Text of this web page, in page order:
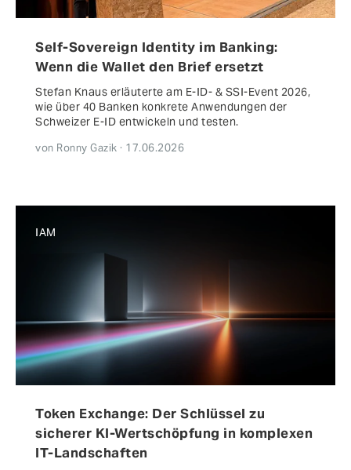
Self-Sovereign Identity im Banking:
Wenn die Wallet den Brief ersetzt
Stefan Knaus erläuterte am E-ID- & SSI-Event 2026,
wie über 40 Banken konkrete Anwendungen der
Schweizer E-ID entwickeln und testen.
von Ronny Gazik · 17.06.2026
IAM
Token Exchange: Der Schlüssel zu
sicherer KI-Wertschöpfung in komplexen
IT-Landschaften